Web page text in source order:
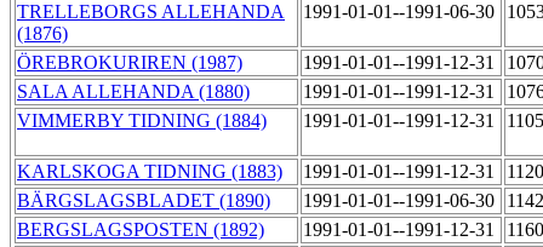
TRELLEBORGS ALLEHANDA
(1876)
1991-01-01--1991-06-30
ÖREBROKURIREN (1987) 1991-01-01--1991-12-31
SALA ALLEHANDA (1880)
1991-01-01--1991-12-31
VIMMERBY TIDNING (1884)
1991-01-01--1991-12-31
KARLSKOGA TIDNING (1883) 1991-01-01--1991-12-31
BÄRGSLAGSBLADET (1890)
1991-01-01--1991-06-30
BERGSLAGSPOSTEN (1892)
1991-01-01--1991-12-31